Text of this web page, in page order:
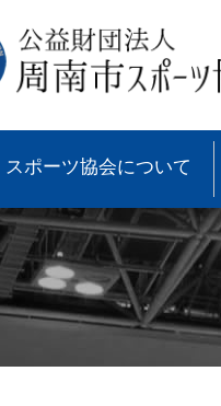
スポーツ協会について